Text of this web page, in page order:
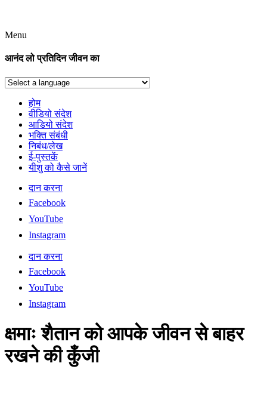
Menu
आनंद लो प्रतिदिन जीवन का
होम
वीडियो संदेश
आडियो संदेश
भक्ति संबंधी
निबंध/लेख
ई-पुस्तकें
यीशु को कैसे जानें
दान करना
Facebook
YouTube
Instagram
दान करना
Facebook
YouTube
Instagram
क्षमाः शैतान को आपके जीवन से बाहर
रखने की कुँजी